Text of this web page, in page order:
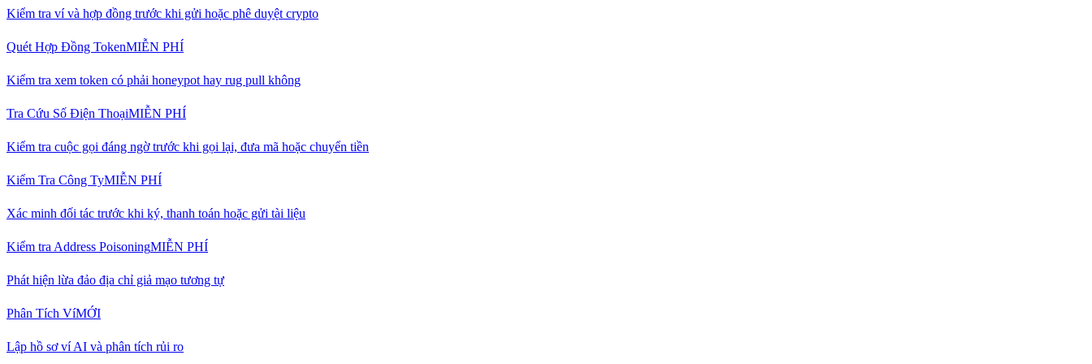
Kiểm tra ví và hợp đồng trước khi gửi hoặc phê duyệt crypto
Quét Hợp Đồng TokenMIỄN PHÍ
Kiểm tra xem token có phải honeypot hay rug pull không
Tra Cứu Số Điện ThoạiMIỄN PHÍ
Kiểm tra cuộc gọi đáng ngờ trước khi gọi lại, đưa mã hoặc chuyển tiền
Kiểm Tra Công TyMIỄN PHÍ
Xác minh đối tác trước khi ký, thanh toán hoặc gửi tài liệu
Kiểm tra Address PoisoningMIỄN PHÍ
Phát hiện lừa đảo địa chỉ giả mạo tương tự
Phân Tích VíMỚI
Lập hồ sơ ví AI và phân tích rủi ro